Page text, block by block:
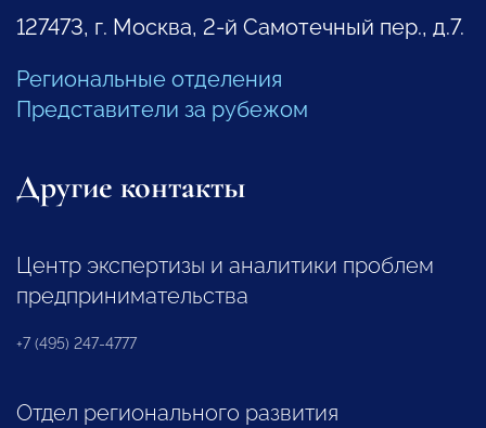
127473, г. Москва, 2-й Самотечный пер., д.7.
Региональные отделения
Представители за рубежом
Другие контакты
Центр экспертизы и аналитики проблем
предпринимательства
+7 (495) 247-4777
Отдел регионального развития